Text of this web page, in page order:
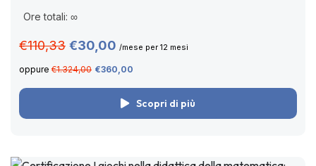
scadenza. Cos’è Paleos 360? Paleos 360...
Ore totali: ∞
€110,33 €30,00 /mese per 12 mesi
oppure €1.324,00 €360,00
Scopri di più